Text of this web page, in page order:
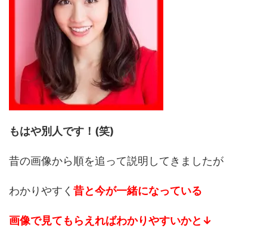
もはや別人です！(笑)
昔の画像から順を追って説明してきましたが
わかりやすく 昔と今が一緒になっている
画像で見てもらえればわかりやすいかと↓